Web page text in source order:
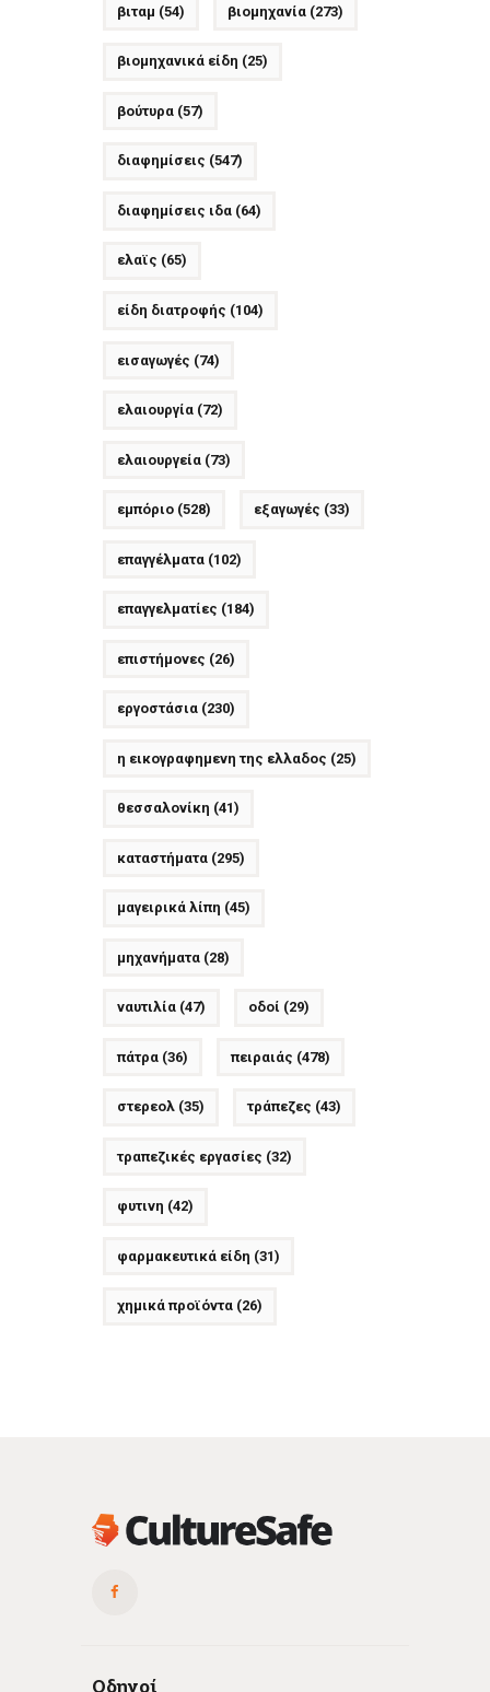
βιταμ (54) βιομηχανία(273)
βιομηχανικά είδη (25)
βούτυρα(57)
διαφημίσεις (547)
διαφημίσεις ιδα(64)
ελαϊς (65)
είδη διατροφής (104)
εισαγωγές (74)
ελαιουργία(72)
ελαιουργεία(73)
εμπόριο(528) εξαγωγές (33)
επαγγέλματα(102)
επαγγελματίες (184)
επιστήμονες (26)
εργοστάσια(230)
η εικογραφημενη της ελλαδος (25)
θεσσαλονίκη (41)
καταστήματα(295)
μαγειρικά λίπη (45)
μηχανήματα(28)
ναυτιλία(47) οδοί (29)
πάτρα(36) πειραιάς (478)
στερεολ(35) τράπεζες (43)
τραπεζικές εργασίες (32)
φυτινη (42)
φαρμακευτικά είδη (31)
χημικά προϊόντα(26)
Οδηγοί